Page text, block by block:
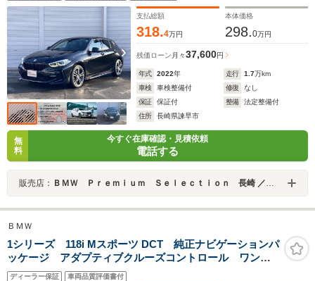
支払総額
318.4万円
本体価格
298.0万円
残価ローン 月々37,600円
年式 2022年 走行 1.7万km
車検
車検整備付 修復
なし
保証
保証付 整備
法定整備付
住所
長崎県諫早市
無
料
今すぐ在庫確認・見積依頼
電話する
販売店： ＢＭＷ Ｐｒｅｍｉｕｍ Ｓｅｌｅｃｔｉｏｎ 長崎 ／ＭＩＮＩ ＮＥＸＴ 長崎／（株）ＭＡＴＳＵＦＵＪＩ
ＢＭＷ
1シリーズ 118i Mスポーツ DCT 純正ナビゲーションパ
ッケージ アダプティブクルーズコントロール ワンオ
ーナー 2年保証付
ディーラー保証 車両品質評価書付